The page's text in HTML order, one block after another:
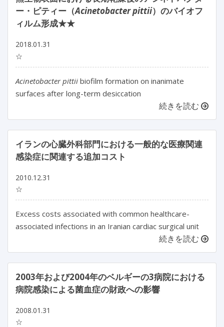
ー・ピティー（Acinetobacter pittii）のバイオフ
ィルム形成★★
2018.01.31
☆
Acinetobacter pittii biofilm formation on inanimate
surfaces after long-term desiccation
続きを読む
イランの心臓外科部門における一般的な医療関連
感染症に関連する追加コスト
2010.12.31
☆
Excess costs associated with common healthcare-
associated infections in an Iranian cardiac surgical unit
続きを読む
2003年および2004年のベルギーの3病院における
病院感染による菌血症の財政への影響
2008.01.31
☆